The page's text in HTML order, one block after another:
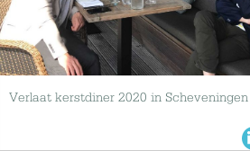
Verlaat kerstdiner 2020 in Scheveningen